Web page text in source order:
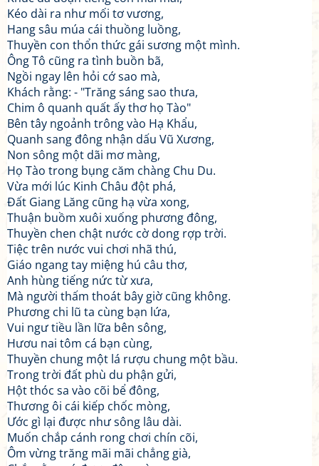
Kéo dài ra như mối tơ vương,
Hang sâu múa cái thuồng luồng,
Thuyền con thổn thức gái sương một mình.
Ông Tô cũng ra tình buồn bã,
Ngồi ngay lên hỏi cớ sao mà,
Khách rằng: - "Trăng sáng sao thưa,
Chim ô quanh quất ấy thơ họ Tào"
Bên tây ngoảnh trông vào Hạ Khẩu,
Quanh sang đông nhận dấu Vũ Xương,
Non sông một dãi mơ màng,
Họ Tào trong bụng căm chàng Chu Du.
Vừa mới lúc Kinh Châu đột phá,
Đất Giang Lăng cũng hạ vừa xong,
Thuận buồm xuôi xuống phương đông,
Thuyền chen chật nước cờ dong rợp trời.
Tiệc trên nước vui chơi nhã thú,
Giáo ngang tay miệng hú câu thơ,
Anh hùng tiếng nức từ xưa,
Mà người thấm thoát bây giờ cũng không.
Phương chi lũ ta cùng bạn lứa,
Vui ngư tiều lần lữa bên sông,
Hươu nai tôm cá bạn cùng,
Thuyền chung một lá rượu chung một bầu.
Trong trời đất phù du phận gửi,
Hột thóc sa vào cõi bể đông,
Thương ôi cái kiếp chốc mòng,
Ước gì lại được như sông lâu dài.
Muốn chắp cánh rong chơi chín cõi,
Ôm vừng trăng mãi mãi chẳng già,